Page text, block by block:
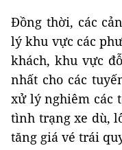
Đồng thời, các
lý khu vực các
khách, khu vực
nhất cho các
xử lý nghiêm các
tình trạng xe dù,
tăng giá vé trái